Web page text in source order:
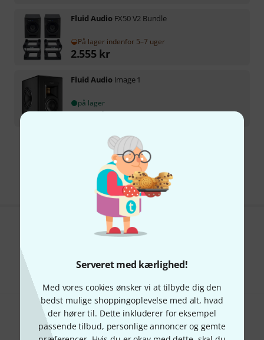
Serveret med kærlighed!
Med vores cookies ønsker vi at tilbyde dig den
bedst mulige shoppingoplevelse med alt, hvad
der hører til. Dette inkluderer for eksempel
passende tilbud, personlige annoncer og gemte
Fluid Audio FX50 V2 Bundle
På lager indenfor 5–7 uger
2.555 kr
Fluid Audio Image 1
på lager
10.490kr
Gratis levering fra 1.100 kr
Alle priser er inkl. moms
Kan du lide det du ser?
Hjælp og feedback